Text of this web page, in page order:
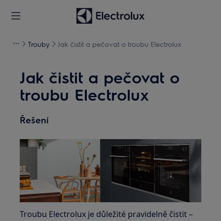
Trouby Jak čistit a pečovat o troubu Electrolux
Jak čistit a pečovat o
troubu Electrolux
Řešení
Troubu Electrolux je důležité pravidelně čistit –